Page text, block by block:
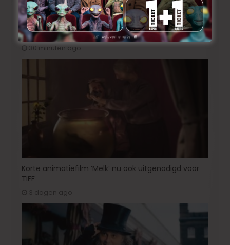
«Bucking Fastard»: Werner Herzog komt naar
Venetië met een fictiefilm!
30 minuten ago
Korte animatiefilm ‘Melk’ nu ook uitgenodigd voor
TIFF
3 dagen ago